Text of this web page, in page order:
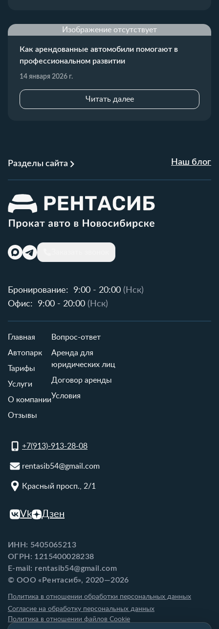
Изображение отсутствует
Как арендованные автомобили помогают в
профессиональном развитии
14 января 2026 г.
Читать далее
Разделы сайта Наш блог
Бронирование: 9:00 - 20:00 (Нск)
Офис:
9:00 - 20:00 (Нск)
Главная
Автопарк
Тарифы
Услуги
О компании
Отзывы
Вопрос-ответ
Аренда для
юридических лиц
Договор аренды
Условия
+7(913)-913-28-08
rentasib54@gmail.com
Красный просп., 2/1
Vk Дзен
ИНН: 5405065213
ОГРН: 1215400028238
E-mail: rentasib54@gmail.com
© ООО «Рентасиб», 2020—2026
Политика в отношении обработки персональных данных
Согласие на обработку персональных данных
Политика в отношении файлов Cookie